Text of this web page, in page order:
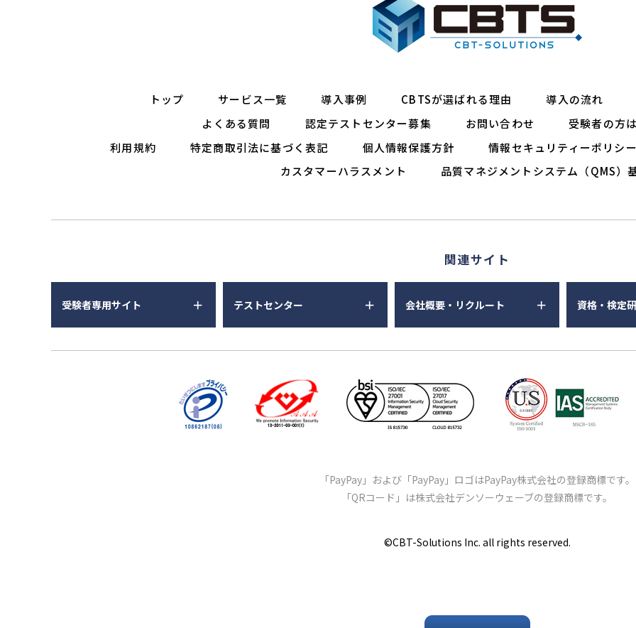
トップ サービス一覧 導入事例 CBTSが選ばれる理由
導入の流れ
よくある質問
認定テストセンター募集 お問い合わせ
受験者の方
利用規約
特定商取引法に基づく表記 個人情報保護方針
情報セキュリティーポリシ
カスタマーハラスメント
品質マネジメントシステム（QMS）
関連サイト
受験者専用サイト テストセンター 会社概要・リクルート 資格・検定
「PayPay」および「PayPay」ロゴはPayPay株式会社の登録商標です。
「QRコード」は株式会社デンソーウェーブの登録商標です。
©️CBT-Solutions Inc. all rights reserved.